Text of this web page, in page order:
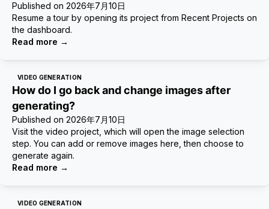
Published on 2026年7月10日
Resume a tour by opening its project from Recent Projects on
the dashboard.
Read more →
VIDEO GENERATION
How do I go back and change images after
generating?
Published on 2026年7月10日
Visit the video project, which will open the image selection
step. You can add or remove images here, then choose to
generate again.
Read more →
VIDEO GENERATION